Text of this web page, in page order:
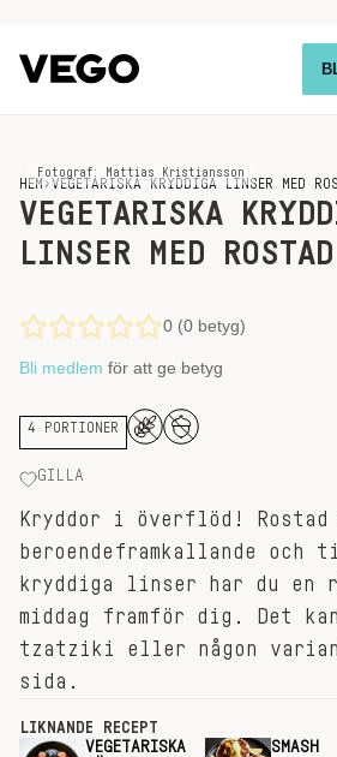
HEM ›VEGETARISKA KRYDDIGA LINSER MED
Fotograf: Mattias Kristiansson
VEGETARISKA
LINSER MED
0 (0 betyg)
Bli medlem för att ge betyg
4 PORTIONER
GILLA
Kryddor i överflöd! Rostad
beroendeframkallande och
kryddiga linser har du en
middag framför dig. Det
tzatziki eller någon variant
sida.
LIKNANDE RECEPT
VEGETARISKA
SMASH